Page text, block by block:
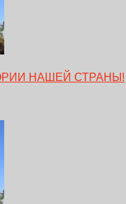
НАШЕЙ СТРАНЫ!